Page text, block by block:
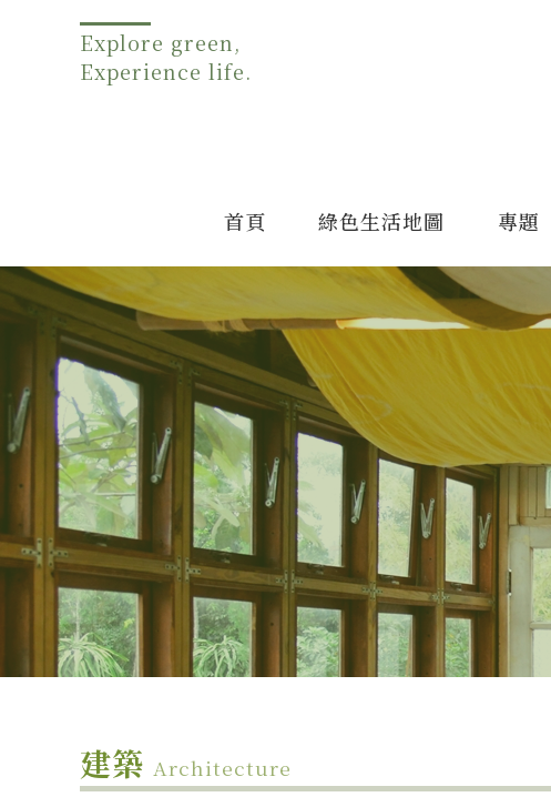
Explore green,
Experience life.
首頁 綠色生活地圖 專題
建築 Architecture